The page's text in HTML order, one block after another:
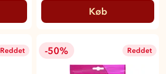
Køb
Reddet -50% Reddet